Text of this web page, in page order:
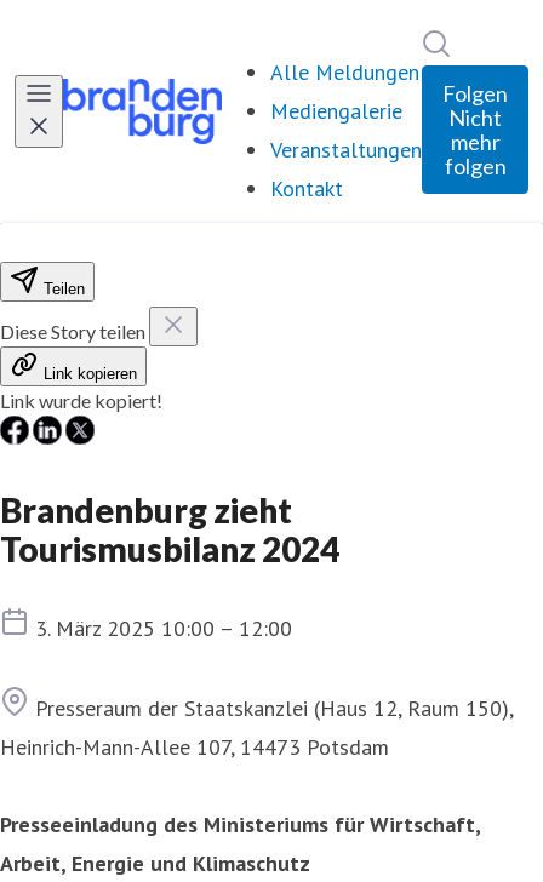
Alle Meldungen
Mediengalerie
Veranstaltungen
Kontakt
Folgen
Nicht
mehr
folgen
Teilen
Diese Story teilen
Link kopieren
Link wurde kopiert!
Brandenburg zieht
Tourismusbilanz 2024
Termin
3. März 2025 10:00 – 12:00
Ort
Presseraum der Staatskanzlei (Haus 12, Raum 150),
Heinrich-Mann-Allee 107, 14473 Potsdam
Presseeinladung des Ministeriums für Wirtschaft,
Arbeit, Energie und Klimaschutz